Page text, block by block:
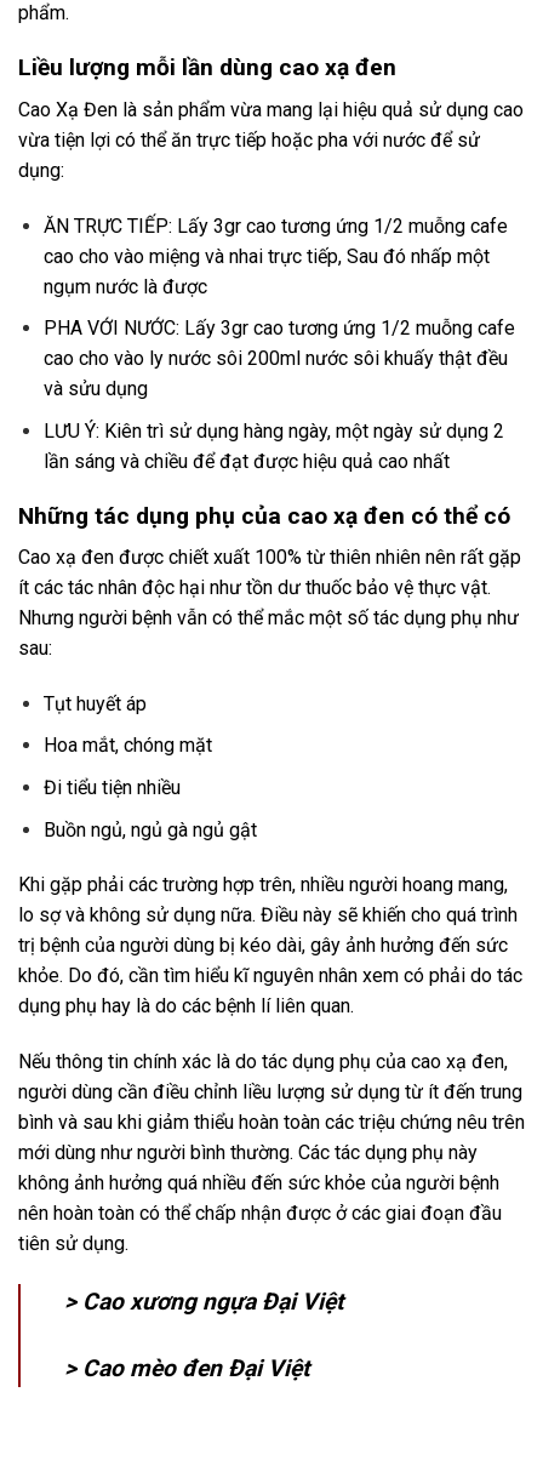
phẩm.
Liều lượng mỗi lần dùng cao xạ đen
Cao Xạ Đen là sản phẩm vừa mang lại hiệu quả sử dụng cao
vừa tiện lợi có thể ăn trực tiếp hoặc pha với nước để sử
dụng:
ĂN TRỰC TIẾP: Lấy 3gr cao tương ứng 1/2 muỗng cafe
cao cho vào miệng và nhai trực tiếp, Sau đó nhấp một
ngụm nước là được
PHA VỚI NƯỚC: Lấy 3gr cao tương ứng 1/2 muỗng cafe
cao cho vào ly nước sôi 200ml nước sôi khuấy thật đều
và sửu dụng
LƯU Ý: Kiên trì sử dụng hàng ngày, một ngày sử dụng 2
lần sáng và chiều để đạt được hiệu quả cao nhất
Những tác dụng phụ của cao xạ đen có thể có
Cao xạ đen được chiết xuất 100% từ thiên nhiên nên rất gặp
ít các tác nhân độc hại như tồn dư thuốc bảo vệ thực vật.
Nhưng người bệnh vẫn có thể mắc một số tác dụng phụ như
sau:
Tụt huyết áp
Hoa mắt, chóng mặt
Đi tiểu tiện nhiều
Buồn ngủ, ngủ gà ngủ gật
Khi gặp phải các trường hợp trên, nhiều người hoang mang,
lo sợ và không sử dụng nữa. Điều này sẽ khiến cho quá trình
trị bệnh của người dùng bị kéo dài, gây ảnh hưởng đến sức
khỏe. Do đó, cần tìm hiểu kĩ nguyên nhân xem có phải do tác
dụng phụ hay là do các bệnh lí liên quan.
Nếu thông tin chính xác là do tác dụng phụ của cao xạ đen,
người dùng cần điều chỉnh liều lượng sử dụng từ ít đến trung
bình và sau khi giảm thiểu hoàn toàn các triệu chứng nêu trên
mới dùng như người bình thường. Các tác dụng phụ này
không ảnh hưởng quá nhiều đến sức khỏe của người bệnh
nên hoàn toàn có thể chấp nhận được ở các giai đoạn đầu
tiên sử dụng.
> Cao xương ngựa Đại Việt
> Cao mèo đen Đại Việt